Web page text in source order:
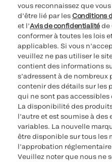
vous reconnaissez que
d’être lié par lesConditions
et l’Avis de confidentialitéde
conformer à toutes les lois
applicables. Si vous
veuillez ne pas utiliser le
contient des informations
s’adressent à de
contenir des détails sur les
qui ne sont pas accessibles
La disponibilité des
l’autre et est soumise à
variables. La nouvelle
être disponible sur tous les
l’approbation
Veuillez noter que nous ne